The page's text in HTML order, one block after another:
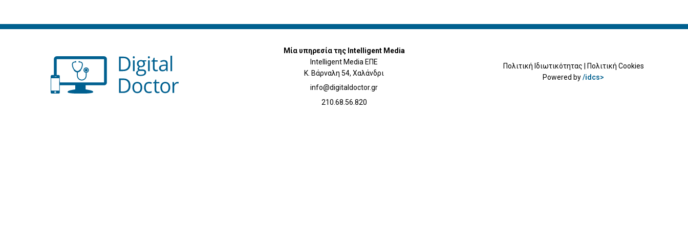
Μία υπηρεσία της Intelligent Media
Intelligent Media ΕΠΕ
Κ. Βάρναλη 54, Χαλάνδρι
info@digitaldoctor.gr
210.68.56.820
Πολιτική Ιδιωτικότητας
Πολιτική Cookies
Powered by/idcs>